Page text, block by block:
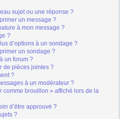
sujet ou une réponse ?
un message ?
à mon message ?
?
d’options à un sondage ?
un sondage ?
un forum ?
de pièces jointes ?
?
à un modérateur ?
comme brouillon » affiché lors de la
d’être approuvé ?
?